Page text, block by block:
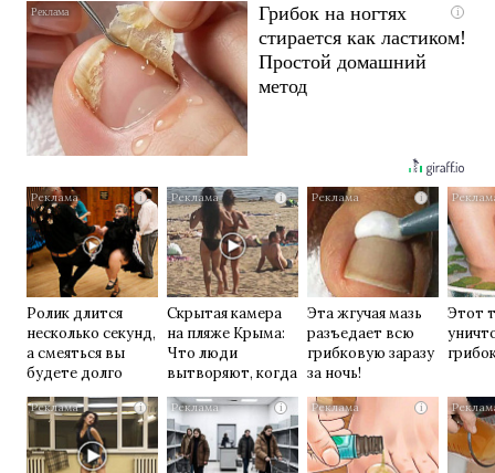
i
Грибок на ногтях
стирается как ластиком!
Простой домашний
метод
i
Ролик длится
несколько секунд,
а смеяться вы
будете долго
i
Скрытая камера
на пляже Крыма:
Что люди
вытворяют, когда
их не видят...
i
Эта жгучая мазь
разъедает всю
грибковую заразу
за ночь!
Этот
i i i